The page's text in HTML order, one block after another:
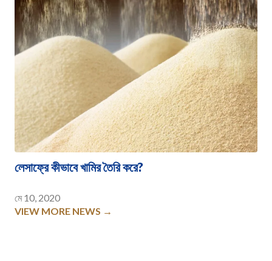
লেসাফ্রে কীভাবে খামির তৈরি করে?
মে 10, 2020
VIEW MORE NEWS →